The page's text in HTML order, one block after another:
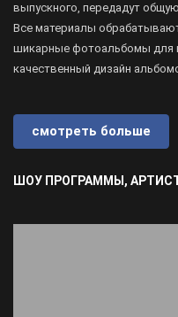
выпускного, передадут
Все материалы
шикарные фотоальбомы для
качественный дизайн
смотреть больше
ШОУ ПРОГРАММЫ,